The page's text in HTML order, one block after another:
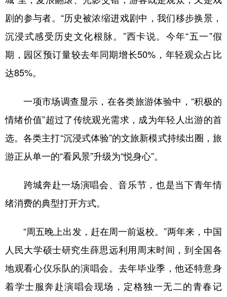
剧的参与者。“历史被浓缩进戏剧中，我们移步换景，
沉浸式感受历史文化根脉。”西卡说。今年“五一”假
期，园区预订量较去年同期增长50%，年轻观众占比
达85%。
一项市场调查显示，在各类旅游体验中，“积极的
情绪价值”超过了传统观光需求，成为年轻人出游的首
选。各类主打“沉浸式体验”的文旅新模式持续出圈，旅
游正从单一的“看风景”升级为“悦身心”。
跨城奔赴一场演唱会、音乐节，也是当下青年情
绪消费的典型打开方式。
“周五晚上出发，赶在周一前返校。”两年来，中国
人民大学硕士研究生薛思远利用周末时间，到全国各
地观看心仪乐队的演唱会。去年毕业季，他还特意身
着学士服奔赴演唱会现场，定格独一无二的青春记